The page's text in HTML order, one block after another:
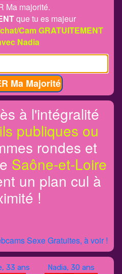
Ma majorité.
que tu es majeur
Cam GRATUITEMENT
Nadia
Ma Majorité
à l'intégralité
publiques ou
rondes et
Saône-et-Loire
un plan cul à
!
Sexe Gratuites, à voir !
33 ans Nadia, 30 ans